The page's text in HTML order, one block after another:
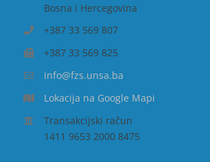
Bosna i Hercegovina
+387 33 569 807
+387 33 569 825
info@fzs.unsa.ba
Lokacija na Google Mapi
Transakcijski račun
1411 9653 2000 8475